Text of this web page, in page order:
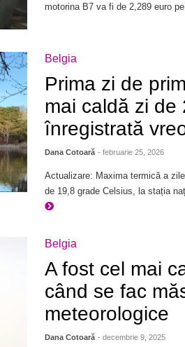
motorina B7 va fi de 2,289 euro
Belgia
Prima zi de
mai caldă zi de
înregistrată
Dana Cotoară - februarie 25, 2026
Actualizare: Maxima termică a
de 19,8 grade Celsius, la stația
Belgia
A fost cel mai
când se fac
meteorologice
Dana Cotoară - decembrie 9, 2025